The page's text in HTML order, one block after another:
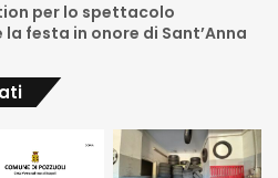
per lo spettacolo
festa in onore di Sant’Anna